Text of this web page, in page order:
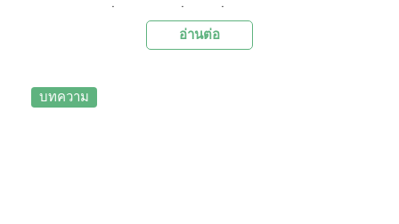
ธรรมชาติๆ ที่ตั้งอยู่ที่อำเภอแกดำ จังหวัด
อ่านต่อ
บทความ